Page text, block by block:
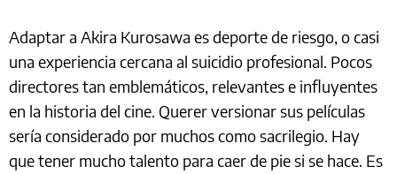
Adaptar a Akira Kurosawa es deporte de riesgo, o casi
una experiencia cercana al suicidio profesional. Pocos
directores tan emblemáticos, relevantes e influyentes
en la historia del cine. Querer versionar sus películas
sería considerado por muchos como sacrilegio. Hay
que tener mucho talento para caer de pie si se hace. Es